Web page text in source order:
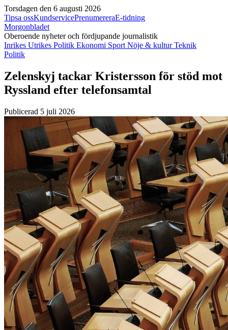
Torsdagen den 6 augusti 2026
Tipsa ossKundservicePrenumereraE-tidning
Morgonbladet
Oberoende nyheter och fördjupande journalistik
Inrikes Utrikes Politik Ekonomi Sport Nöje & kulturTeknik
Politik
Zelenskyj tackar Kristersson för stöd mot
Ryssland efter telefonsamtal
Publicerad 5 juli 2026